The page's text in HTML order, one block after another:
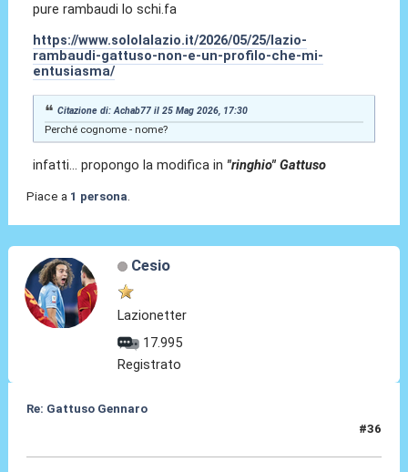
pure rambaudi lo schi.fa
https://www.sololalazio.it/2026/05/25/lazio-
rambaudi-gattuso-non-e-un-profilo-che-mi-
entusiasma/
Citazione di: Achab77 il 25 Mag 2026, 17:30
Perché cognome - nome?
infatti... propongo la modifica in "ringhio" Gattuso
Piace a 1 persona.
Cesio
Lazionetter
17.995
Registrato
Re: Gattuso Gennaro
#36